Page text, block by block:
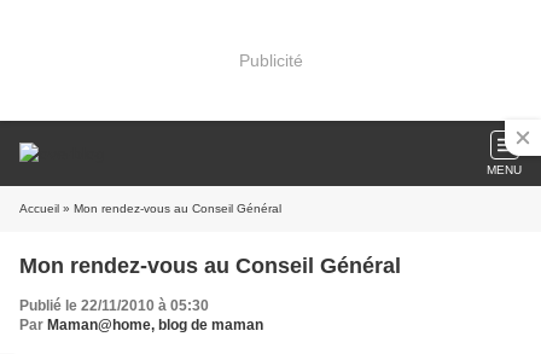
Publicité
MENU
Accueil » Mon rendez-vous au Conseil Général
Mon rendez-vous au Conseil Général
Publié le 22/11/2010 à 05:30
Par Maman@home, blog de maman